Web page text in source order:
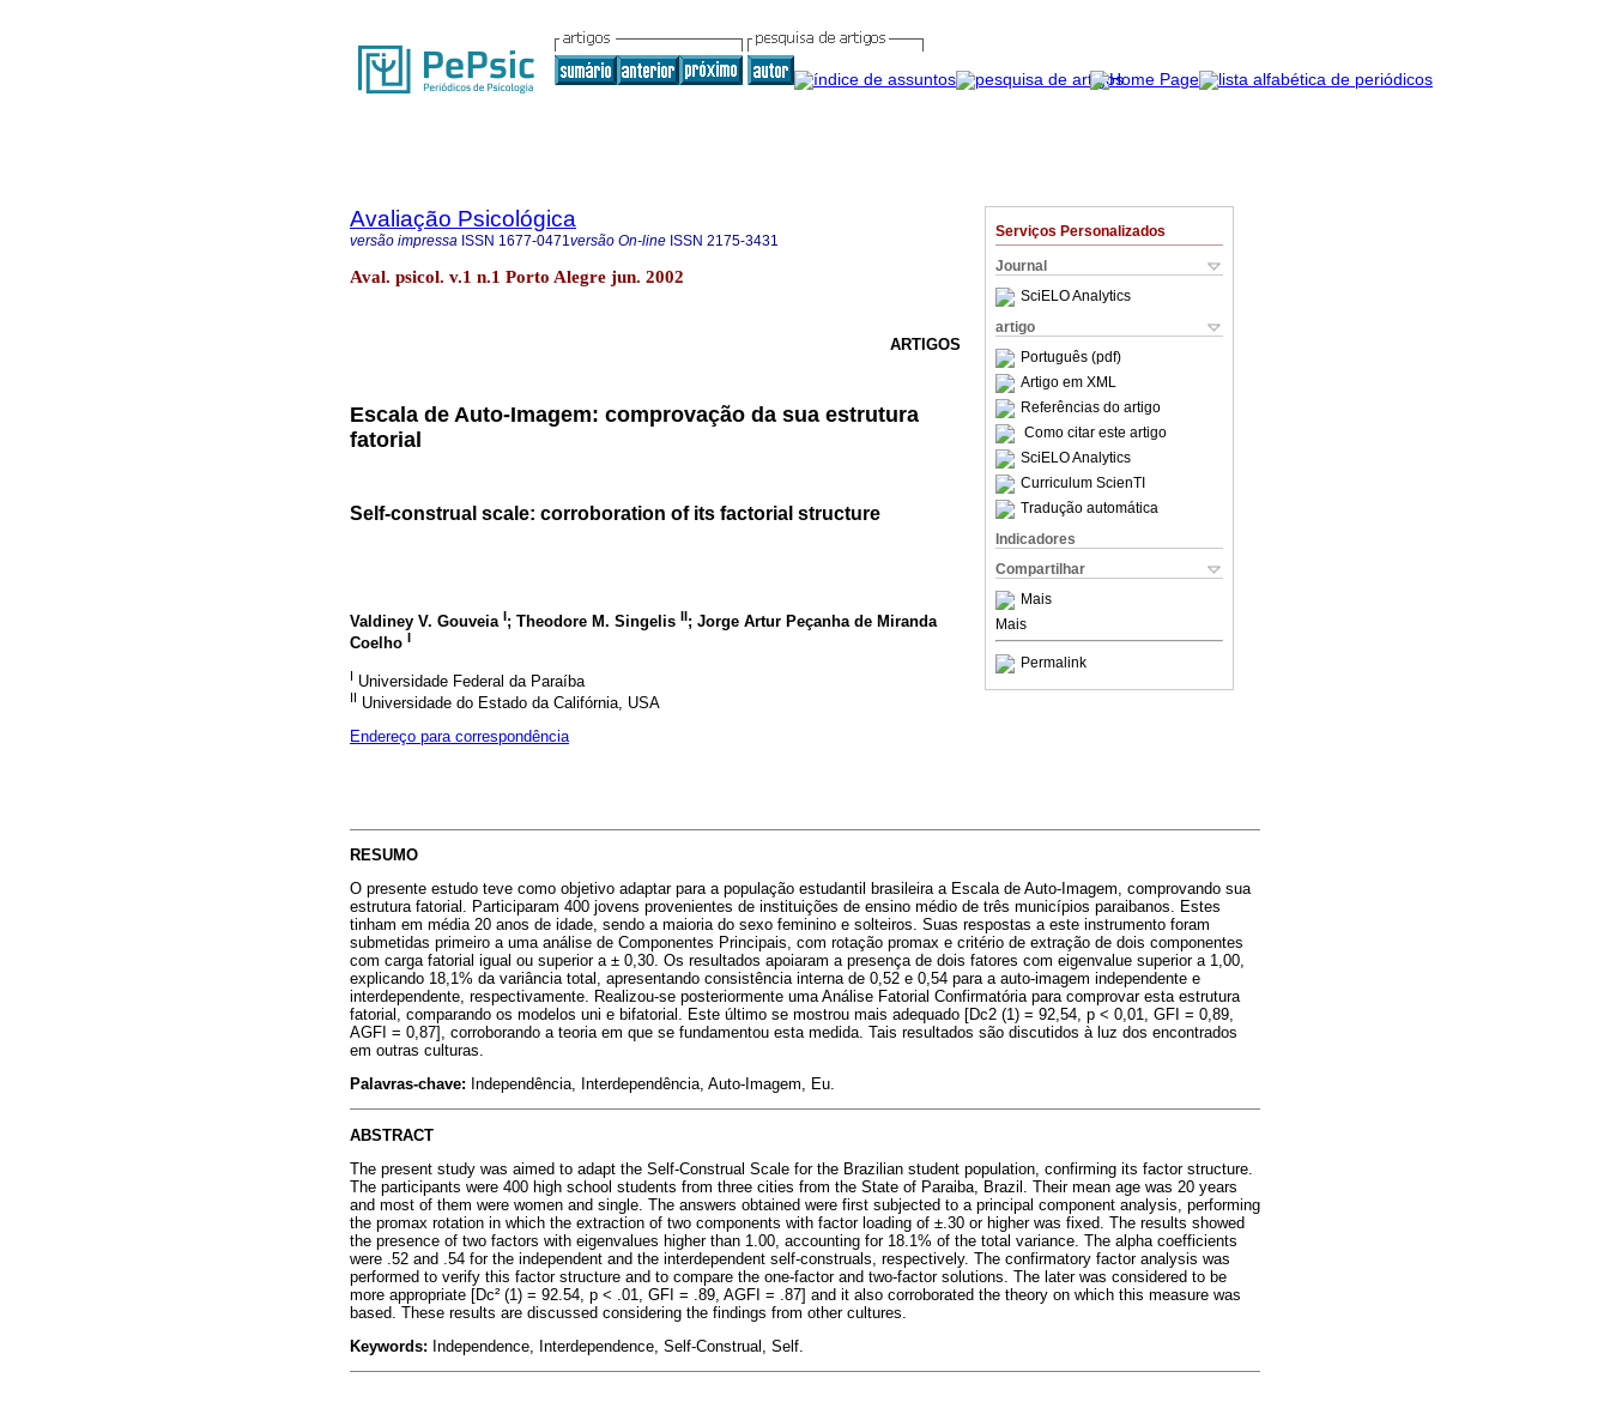
Serviços Personalizados
Journal
SciELO Analytics
artigo
Português (pdf)
Artigo em XML
Referências do artigo
Como citar este artigo
SciELO Analytics
Curriculum ScienTI
Tradução automática
Indicadores
Compartilhar
Mais
Mais
Permalink
Avaliação Psicológica
versão impressa ISSN 1677-0471versão On-line ISSN 2175-3431
Aval. psicol. v.1 n.1 Porto Alegre jun. 2002
ARTIGOS
Escala de Auto-Imagem: comprovação da sua estrutura
fatorial
Self-construal scale: corroboration of its factorial structure
Valdiney V. Gouveia I; Theodore M. Singelis II; Jorge Artur Peçanha de Miranda
Coelho I
I Universidade Federal da Paraíba
II Universidade do Estado da Califórnia, USA
Endereço para correspondência
RESUMO
O presente estudo teve como objetivo adaptar para a população estudantil brasileira a Escala de Auto-Imagem, comprovando sua
estrutura fatorial. Participaram 400 jovens provenientes de instituições de ensino médio de três municípios paraibanos. Estes
tinham em média 20 anos de idade, sendo a maioria do sexo feminino e solteiros. Suas respostas a este instrumento foram
submetidas primeiro a uma análise de Componentes Principais, com rotação promax e critério de extração de dois componentes
com carga fatorial igual ou superior a ± 0,30. Os resultados apoiaram a presença de dois fatores com eigenvalue superior a 1,00,
explicando 18,1% da variância total, apresentando consistência interna de 0,52 e 0,54 para a auto-imagem independente e
interdependente, respectivamente. Realizou-se posteriormente uma Análise Fatorial Confirmatória para comprovar esta estrutura
fatorial, comparando os modelos uni e bifatorial. Este último se mostrou mais adequado [Dc2 (1) = 92,54, p < 0,01, GFI = 0,89,
AGFI = 0,87], corroborando a teoria em que se fundamentou esta medida. Tais resultados são discutidos à luz dos encontrados
em outras culturas.
Palavras-chave: Independência, Interdependência, Auto-Imagem, Eu.
ABSTRACT
The present study was aimed to adapt the Self-Construal Scale for the Brazilian student population, confirming its factor structure.
The participants were 400 high school students from three cities from the State of Paraiba, Brazil. Their mean age was 20 years
and most of them were women and single. The answers obtained were first subjected to a principal component analysis, performing
the promax rotation in which the extraction of two components with factor loading of ±.30 or higher was fixed. The results showed
the presence of two factors with eigenvalues higher than 1.00, accounting for 18.1% of the total variance. The alpha coefficients
were .52 and .54 for the independent and the interdependent self-construals, respectively. The confirmatory factor analysis was
performed to verify this factor structure and to compare the one-factor and two-factor solutions. The later was considered to be
more appropriate [Dc² (1) = 92.54, p < .01, GFI = .89, AGFI = .87] and it also corroborated the theory on which this measure was
based. These results are discussed considering the findings from other cultures.
Keywords: Independence, Interdependence, Self-Construal, Self.